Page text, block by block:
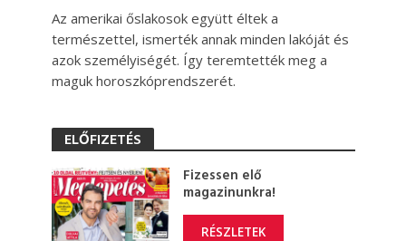
Az amerikai őslakosok együtt éltek a
természettel, ismerték annak minden lakóját és
azok személyiségét. Így teremtették meg a
maguk horoszkóprendszerét.
ELŐFIZETÉS
Fizessen elő
magazinunkra!
RÉSZLETEK